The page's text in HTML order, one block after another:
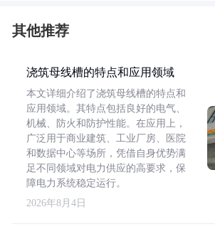
其他推荐
浇筑母线槽的特点和应用领域
本文详细介绍了浇筑母线槽的特点和
应用领域。其特点包括良好的电气、
机械、防火和防护性能。在应用上，
广泛用于商业建筑、工业厂房、医院
和数据中心等场所，凭借自身优势满
足不同领域对电力供应的高要求，保
障电力系统稳定运行。
2026年8月4日